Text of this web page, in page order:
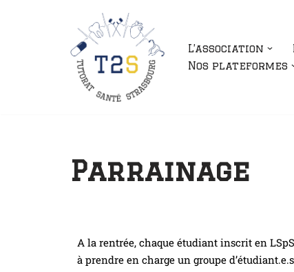
L’association
Nos plateformes
Parrainage
A la rentrée, chaque étudiant inscrit en
à prendre en charge un groupe